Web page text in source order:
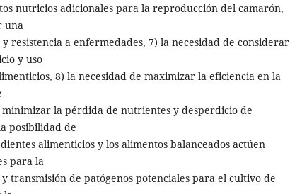
nutricios adicionales para la reproducción del camarón,
una
resistencia a enfermedades, 7) la necesidad de considerar
y uso
8) la necesidad de maximizar la eficiencia en la
la pérdida de nutrientes y desperdicio de
posibilidad de
alimenticios y los alimentos balanceados actúen
para la
transmisión de patógenos potenciales para el cultivo de